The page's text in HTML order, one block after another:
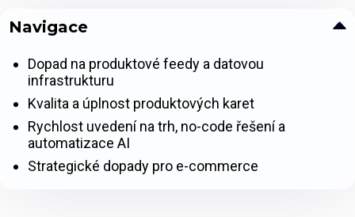
Navigace
Dopad na produktové feedy a datovou
infrastrukturu
Kvalita a úplnost produktových karet
Rychlost uvedení na trh, no-code řešení a
automatizace AI
Strategické dopady pro e-commerce